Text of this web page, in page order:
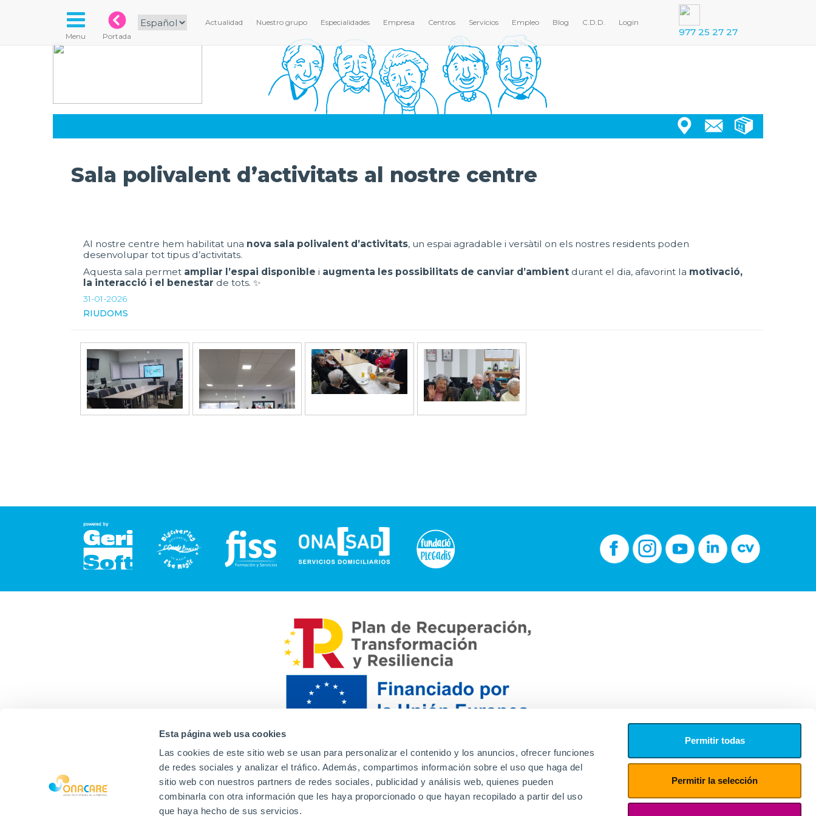
Esta página web usa cookies
Las cookies de este sitio web se usan para personalizar el contenido y los anuncios, ofrecer funciones
de redes sociales y analizar el tráfico. Además, compartimos información sobre el uso que haga del
sitio web con nuestros partners de redes sociales, publicidad y análisis web, quienes pueden
combinarla con otra información que les haya proporcionado o que hayan recopilado a partir del uso
que haya hecho de sus servicios.
Permitir todas
Permitir la selección
Actualidad Nuestro grupo Especialidades Empresa Centros Servicios Empleo Blog C.D.D. Login
977 25 27 27
Menu Portada
Sala polivalent d’activitats al nostre centre
Al nostre centre hem habilitat una nova sala polivalent d’activitats, un espai agradable i versàtil on els nostres residents poden
desenvolupar tot tipus d’activitats.
Aquesta sala permet ampliar l’espai disponible i augmenta les possibilitats de canviar d’ambient durant el dia, afavorint la motivació,
la interacció i el benestar de tots. ✨
31-01-2026
RIUDOMS
Contacto Canal de denuncias Envia tu CV
Proveedores